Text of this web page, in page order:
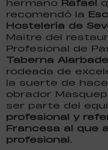
hermano Rafael
recomendó la
Hostelería de
Maitre del
Profesional de
Taberna
rodeada de
la suerte de
obrador
ser parte del
profesional y
Francesa al que
profesional.